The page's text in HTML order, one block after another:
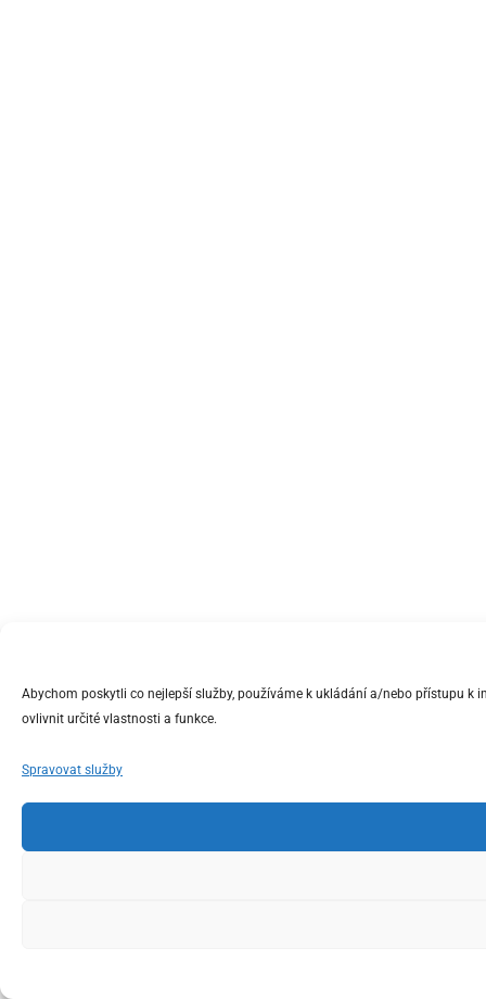
Abychom poskytli co nejlepší služby, používáme k ukládání a/nebo přístupu
ovlivnit určité vlastnosti a funkce.
Spravovat služby